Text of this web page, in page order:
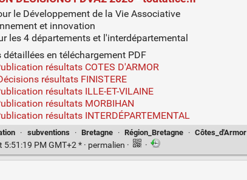
le Développement de la Vie Associative
et innovation
les 4 départements et l'interdépartemental
en téléchargement PDF
résultats COTES D'ARMOR
résultats FINISTERE
résultats ILLE-ET-VILAINE
résultats MORBIHAN
résultats INTERDÉPARTEMENTAL
· subventions · Bretagne · Région_Bretagne · Côtes_d'Armor
PM GMT+2 * · permalien · ·